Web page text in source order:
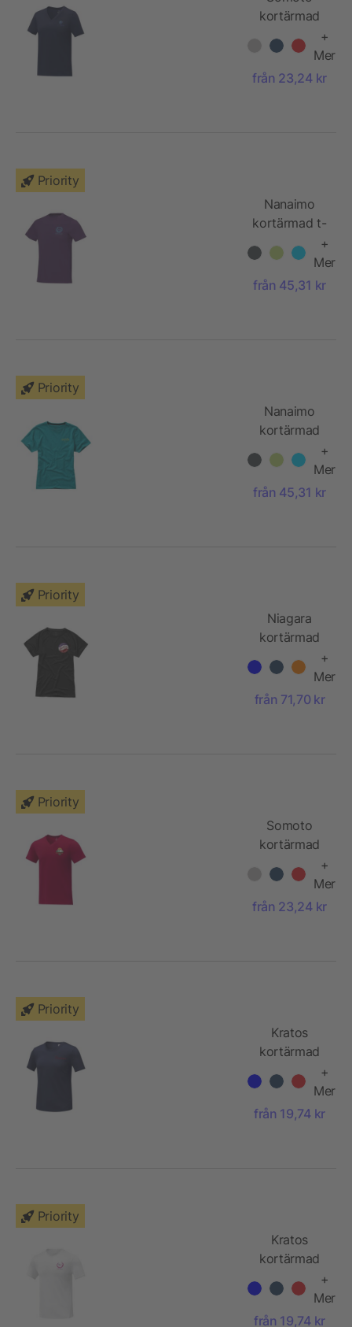
kortärmad
shirt till dam
+
Mer
från 23,24 kr
Priority
Nanaimo
kortärmad t-
+
Mer
från 45,31 kr
Priority
Nanaimo
kortärmad
T-shirt dam+
Mer
från 45,31 kr
Priority
Niagara
kortärmad
T-shirt dam+
Mer
från 71,70 kr
Priority
Somoto
kortärmad
shirt till herr
+
Mer
från 23,24 kr
Priority
Kratos
kortärmad
shirt dam
+
Mer
från 19,74 kr
Priority
Kratos
kortärmad
shirt herr
+
Mer
från 19,74 kr